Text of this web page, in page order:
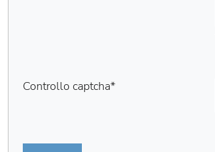
Controllo captcha*